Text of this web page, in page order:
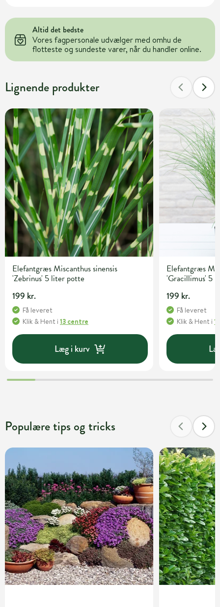
Altid det bedste
Vores fagpersonale udvælger med omhu de
flotteste og sundeste varer, når du handler online.
Lignende produkter
Elefantgræs Miscanthus sinensis
'Zebrinus' 5 liter potte
199 kr.
Få leveret
Klik & Hent i 13 centre
Læg i kurv
Elefantgræs
'Gracillimus' 5
199 kr.
Få leveret
Klik & Hent i
Populære tips og tricks